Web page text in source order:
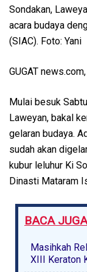
Sondakan,
acara budaya
(SIAC). Foto: Yani
GUGAT
Mulai besuk
Laweyan, bakal
gelaran budaya.
sudah akan
kubur leluhur Ki
Dinasti Mataram
BACA JUGA
Masihkah
XIII Keraton